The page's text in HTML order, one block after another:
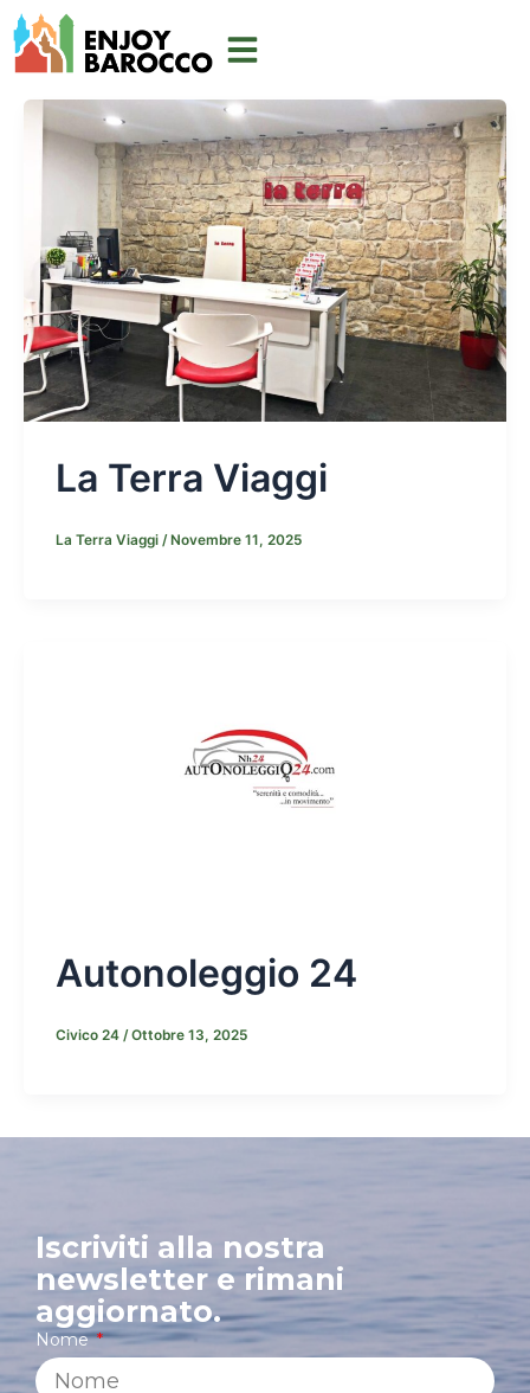
Vai
al
La Terra Viaggi
La Terra Viaggi /Novembre 11, 2025
Autonoleggio 24
Civico 24 /Ottobre 13, 2025
Iscriviti alla nostra
newsletter e rimani
aggiornato.
Nome